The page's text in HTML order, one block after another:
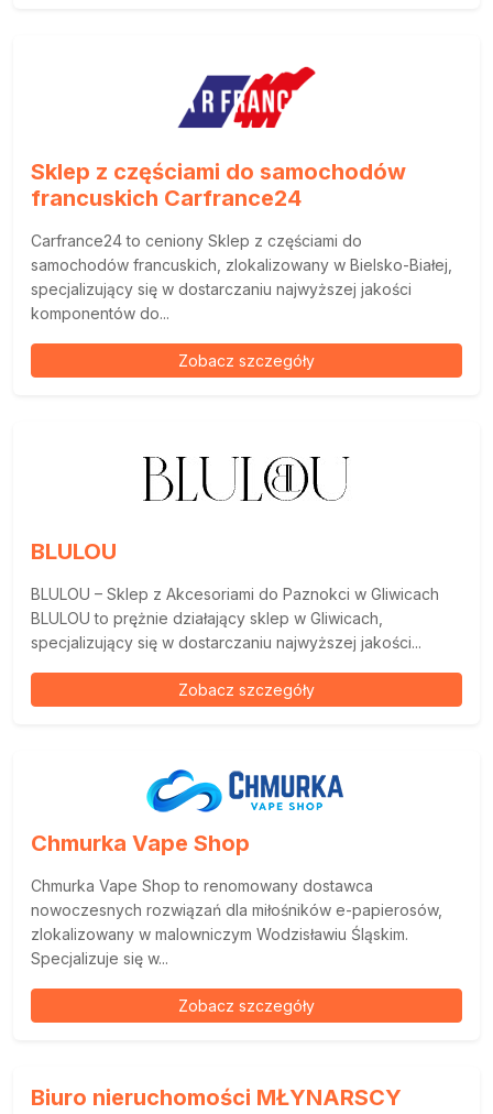
Sklep z częściami do samochodów
francuskich Carfrance24
Carfrance24 to ceniony Sklep z częściami do
samochodów francuskich, zlokalizowany w Bielsko-Białej,
specjalizujący się w dostarczaniu najwyższej jakości
komponentów do...
Zobacz szczegóły
BLULOU
BLULOU – Sklep z Akcesoriami do Paznokci w Gliwicach
BLULOU to prężnie działający sklep w Gliwicach,
specjalizujący się w dostarczaniu najwyższej jakości...
Zobacz szczegóły
Chmurka Vape Shop
Chmurka Vape Shop to renomowany dostawca
nowoczesnych rozwiązań dla miłośników e-papierosów,
zlokalizowany w malowniczym Wodzisławiu Śląskim.
Specjalizuje się w...
Zobacz szczegóły
Biuro nieruchomości MŁYNARSCY